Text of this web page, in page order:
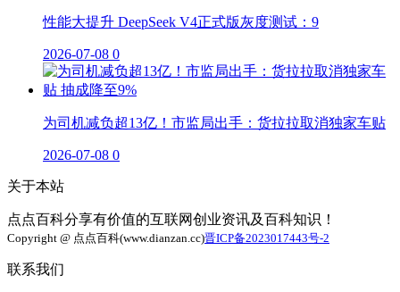
性能大提升 DeepSeek V4正式版灰度测试：9
2026-07-08 0
为司机减负超13亿！市监局出手：货拉拉取消独家车贴
2026-07-08 0
关于本站
点点百科分享有价值的互联网创业资讯及百科知识！
Copyright @ 点点百科(www.dianzan.cc)晋ICP备2023017443号-2
联系我们